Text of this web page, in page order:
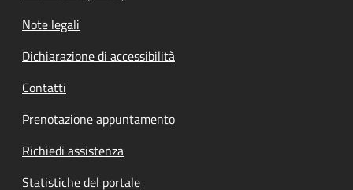
Note legali
Dichiarazione di accessibilità
Contatti
Prenotazione appuntamento
Richiedi assistenza
Statistiche del portale